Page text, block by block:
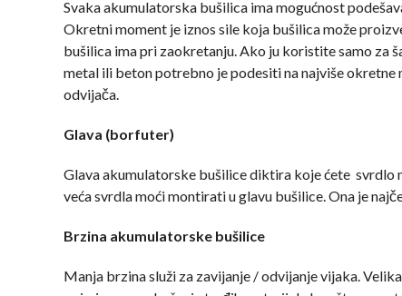
Svaka akumulatorska bušilica ima mogućnost
Okretni moment je iznos sile koja bušilica može
bušilica ima pri zaokretanju. Ako ju koristite samo za
metal ili beton potrebno je podesiti na najviše
odvijača.
Glava (borfuter)
Glava akumulatorske bušilice diktira koje ćete svrdlo
veća svrdla moći montirati u glavu bušilice. Ona je
Brzina akumulatorske bušilice
Manja brzina služi za zavijanje / odvijanje vijaka.